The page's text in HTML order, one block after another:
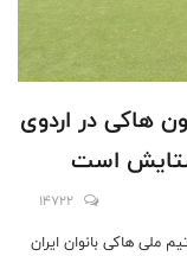
هاکی در اردوی
ستایش است
14722
ملی هاکی بانوان ایران